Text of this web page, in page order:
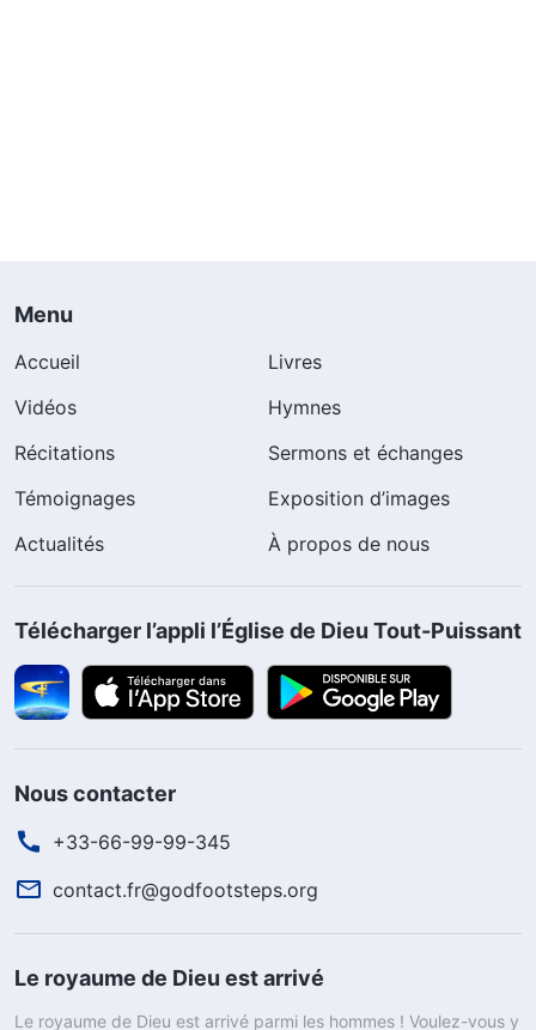
Menu
Accueil
Livres
Vidéos
Hymnes
Récitations
Sermons et échanges
Témoignages
Exposition d’images
Actualités
À propos de nous
Télécharger l’appli l’Église de Dieu Tout-Puissant
Nous contacter
+33-66-99-99-345
contact.fr@godfootsteps.org
Le royaume de Dieu est arrivé
Le royaume de Dieu est arrivé parmi les hommes ! Voulez-vous y